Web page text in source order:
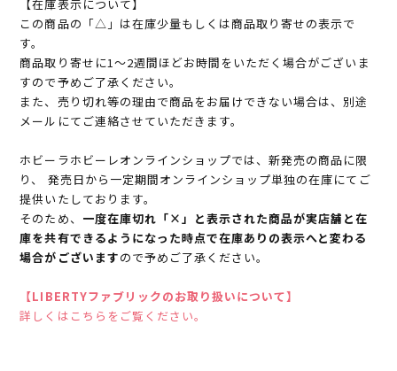
【在庫表示について】
この商品の「△」は在庫少量もしくは商品取り寄せの表示で
す。
商品取り寄せに1～2週間ほどお時間をいただく場合がございま
すので予めご了承ください。
また、売り切れ等の理由で商品をお届けできない場合は、別途
メールにてご連絡させていただきます。
ホビーラホビーレオンラインショップでは、新発売の商品に限
り、 発売日から一定期間オンラインショップ単独の在庫にてご
提供いたしております。
そのため、 一度在庫切れ「×」と表示された商品が実店舗と在
庫を共有できるようになった時点で在庫ありの表示へと変わる
場合がございますので予めご了承ください。
【LIBERTYファブリックのお取り扱いについて】
詳しくはこちらをご覧ください。